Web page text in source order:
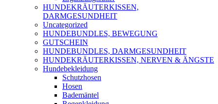
HUNDEKRÄUTERKISSEN,
DARMGESUNDHEIT
Uncategorized
HUNDEBUNDLES, BEWEGUNG
GUTSCHEIN
HUNDEBUNDLES, DARMGESUNDHEIT
HUNDEKRÄUTERKISSEN, NERVEN & ÄNGSTE
Hundebekleidung
Schutzhosen
Hosen
Bademäntel